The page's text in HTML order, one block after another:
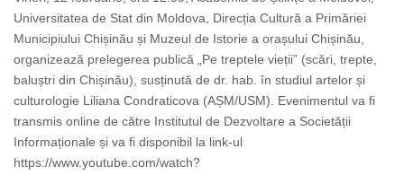
Universitatea de Stat din Moldova, Direcția Cultură a Primăriei
Municipiului Chișinău și Muzeul de Istorie a orașului Chișinău,
organizează prelegerea publică „Pe treptele vieții” (scări, trepte,
baluștri din Chișinău), susținută de dr. hab. în studiul artelor și
culturologie Liliana Condraticova (AȘM/USM). Evenimentul va fi
transmis online de către Institutul de Dezvoltare a Societății
Informaționale și va fi disponibil la link-ul
https://www.youtube.com/watch?